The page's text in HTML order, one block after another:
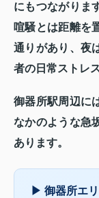
にもつながりま
喧騒とは距離を
通りがあり、夜
者の日常ストレ
御器所駅周辺に
なかのような急
あります。
▶ 御器所エ